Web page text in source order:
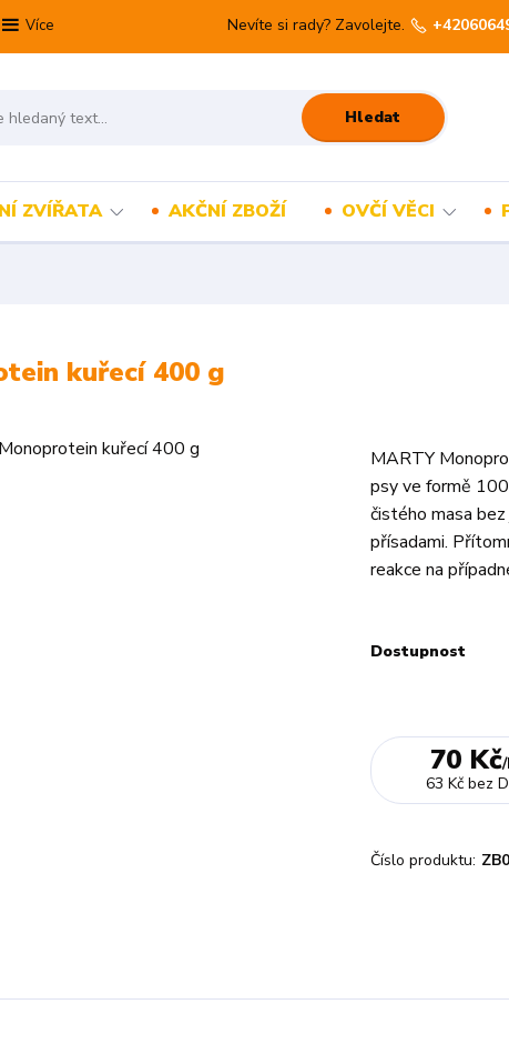
Více
Hledat
Nevíte si rady? Zavolejte.
ZVÍŘATA AKČNÍ ZBOŽÍ OVČÍ VĚCI
kuřecí 400 g
MARTY
psy ve formě
čistého masa
přísadami.
reakce na
Dostupnost
70 Kč/
63 Kč bez
Číslo produktu: